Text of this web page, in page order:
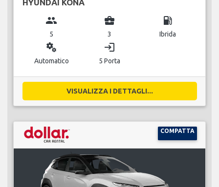
HYUNDAI KONA
group
5
business_center
3
local_gas_station
Ibrida
miscellaneous_services
Automatico
login
5 Porta
VISUALIZZA I DETTAGLI...
COMPATTA